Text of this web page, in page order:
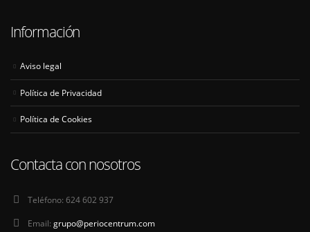
Información
Aviso legal
Política de Privacidad
Política de Cookies
Contacta con nosotros
Teléfono: 624 602 937
Email: grupo@periocentrum.com